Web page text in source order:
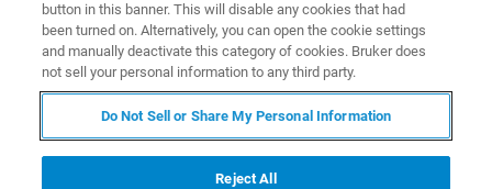
否简要介绍这些受体的功能？
阿片受体有3种——μ、δ和κ。这些受体在神经元表面表
达，并对阿片类药物（例如，吗啡、海洛因或芬太尼）或
内源性阿片肽（由我们的神经元产生）作出反应。这些受
体位于参与疼痛控制、奖赏处理和情绪调节的脑回路上，
一旦激活，即会降低所在神经元的活动。因此，作用于这
些受体的药物可减轻疼痛（μ、δ和κ）、产生欣快（μ）或
button in this banner. This will disable any cookies that had
been turned on. Alternatively, you can open the cookie settings
and manually deactivate this category of cookies. Bruker does
not sell your personal information to any third party.
Do Not Sell or Share My Personal Information
Reject All